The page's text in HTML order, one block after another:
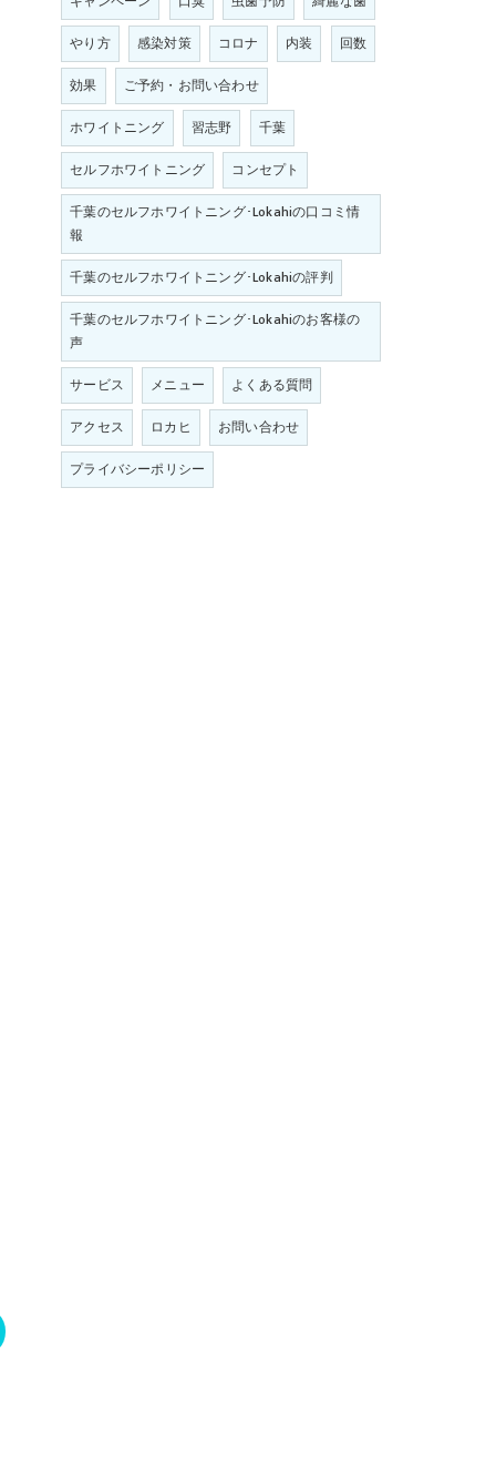
やり方
感染対策 コロナ 内装
回数
効果
ご予約・お問い合わせ
ホワイトニング
習志野
千葉
セルフホワイトニング
コンセプト
千葉のセルフホワイトニング･Lokahiの口コミ情
報
千葉のセルフホワイトニング･Lokahiの評判
千葉のセルフホワイトニング･Lokahiのお客様の
声
サービス
メニュー
よくある質問
アクセス
ロカヒ
お問い合わせ
プライバシーポリシー